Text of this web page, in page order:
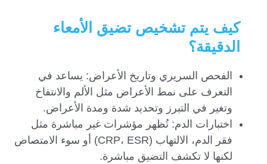
كيف يتم تشخيص تضيق الأمعاء
الدقيقة؟
الفحص السريري وتاريخ الأعراض: يساعد في
التعرف على نمط الأعراض مثل الألم والانتفاخ
وتغير في التبرز وتحديد شدة ومدة الأعراض.
اختبارات الدم: تُظهر مؤشرات غير مباشرة مثل
فقر الدم، الالتهاب (CRP، ESR) أو سوء الامتصاص
لكنها لا تكشف التضيق مباشرة.